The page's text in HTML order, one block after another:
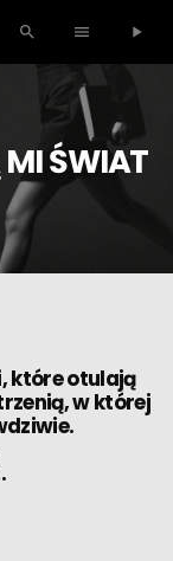
search menu play_arrow
ŚWIAT
które otulają
w której